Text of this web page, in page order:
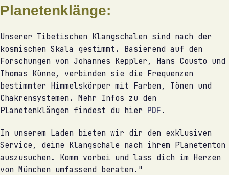
Planetenklänge:
Unserer Tibetischen Klangschalen sind nach der
kosmischen Skala gestimmt. Basierend auf den
Forschungen von Johannes Keppler, Hans Cousto und
Thomas Künne, verbinden sie die Frequenzen
bestimmter Himmelskörper mit Farben, Tönen und
Chakrensystemen. Mehr Infos zu den
Planetenklängen findest du hier PDF .
In unserem Laden bieten wir dir den exklusiven
Service, deine Klangschale nach ihrem Planetenton
auszusuchen. Komm vorbei und lass dich im Herzen
von München umfassend beraten."